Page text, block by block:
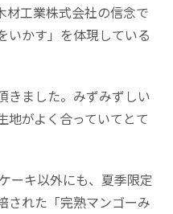
材工業株式会社の信念で
かす」を体現している
きました。みずみずしい
地がよく合っていてとて
ーキ以外にも、夏季限定
された「完熟マンゴーみ